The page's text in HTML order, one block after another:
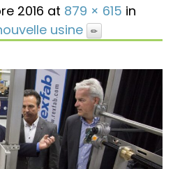
2016 at 879 × 615 in
usine